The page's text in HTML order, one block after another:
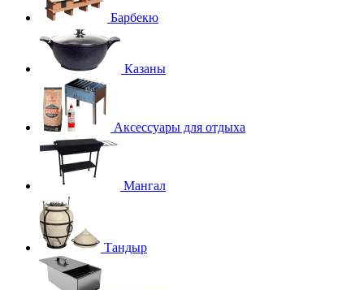
Барбекю
Казаны
Аксессуары для отдыха
Мангал
Тандыр